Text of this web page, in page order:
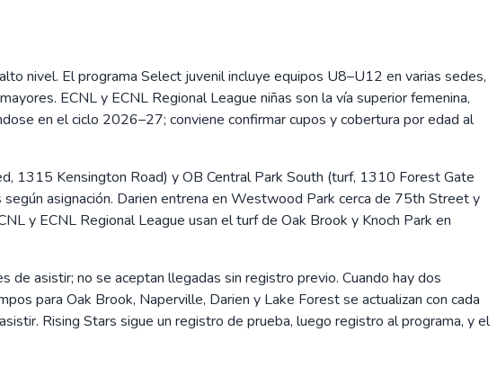
nivel. El programa Select juvenil incluye equipos U8–U12 en varias sedes,
ECNL y ECNL Regional League niñas son la vía superior femenina,
en el ciclo 2026–27; conviene confirmar cupos y cobertura por edad al
1315 Kensington Road) y OB Central Park South (turf, 1310 Forest Gate
asignación. Darien entrena en Westwood Park cerca de 75th Street y
y ECNL Regional League usan el turf de Oak Brook y Knoch Park en
asistir; no se aceptan llegadas sin registro previo. Cuando hay dos
para Oak Brook, Naperville, Darien y Lake Forest se actualizan con cada
Rising Stars sigue un registro de prueba, luego registro al programa, y el